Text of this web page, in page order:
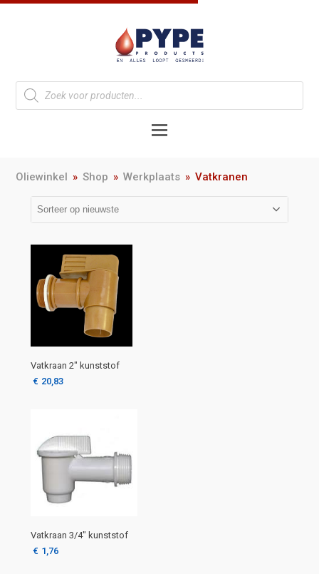
Oliewinkel » Shop » Werkplaats » Vatkranen
Vatkraan 2″ kunststof
€ 20,83
Vatkraan 3/4″ kunststof
€ 1,76